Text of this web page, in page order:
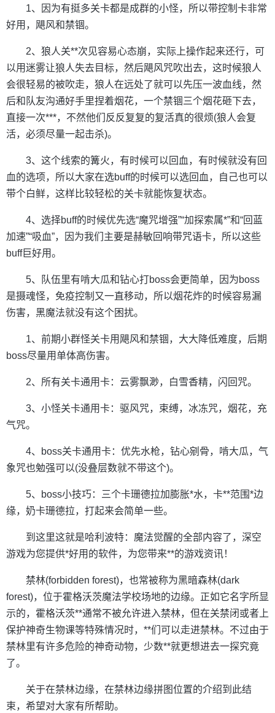
1、因为有挺多关卡都是成群的小怪，所以带控制卡非常
好用，飓风和禁锢。
2、狼人关**次见容易心态崩，实际上操作起来还行，可
以用迷雾让狼人失去目标，然后飓风咒吹出去，这时候狼人
会很轻易的被吹走，狼人在远处了就可以先压一波血线，然
后和队友沟通好手里捏着烟花，一个禁锢三个烟花砸下去，
直接一次***，不然他们反反复复的复活真的很烦(狼人会复
活，必须尽量一起击杀)。
3、这个线索的篝火，有时候可以回血，有时候就没有回
血的选项，所以大家在选buff的时候可以选回血，自己也可以
带个白鲜，这样比较轻松的关卡就能恢复状态。
4、选择buff的时候优先选“魔咒增强”“加探索属*”和“回蓝
加速”“吸血”，因为我们主要是赫敏回响带咒语卡，所以这些
buff巨好用。
5、队伍里有啃大瓜和钻心打boss会更简单，因为boss
是摄魂怪，免疫控制又一直移动，所以烟花炸的时候容易漏
伤害，黑魔法就没有这个困扰。
1、前期小群怪关卡用飓风和禁锢，大大降低难度，后期
boss尽量用单体高伤害。
2、所有关卡通用卡：云雾飘渺，白雪香精，闪回咒。
3、小怪关卡通用卡：驱风咒，束缚，冰冻咒，烟花，充
气咒。
4、boss关卡通用卡：优先水枪，钻心剜骨，啃大瓜，气
象咒也勉强可以(没叠层数就不带这个)。
5、boss小技巧：三个卡珊德拉加膨胀*水，卡**范围*边
缘，奶卡珊德拉，打起来会简单一些。
到这里这就是哈利波特：魔法觉醒的全部内容了，深空
游戏为您提供*好用的软件，为您带来**的游戏资讯！
禁林(forbidden forest)，也常被称为黑暗森林(dark
forest)，位于霍格沃茨魔法学校场地的边缘。正如它名字所显
示的，霍格沃茨**通常不被允许进入禁林，但在关禁闭或者上
保护神奇生物课等特殊情况时，**们可以走进禁林。不过由于
禁林里有许多危险的神奇动物，少数**就更想进去一探究竟
了。
关于在禁林边缘，在禁林边缘拼图位置的介绍到此结
束，希望对大家有所帮助。